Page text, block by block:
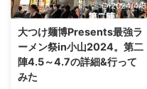
2024/4/8
大つけ麺博Presents最強ラ
ーメン祭in小山2024。第二
陣4.5～4.7の詳細&行って
みた